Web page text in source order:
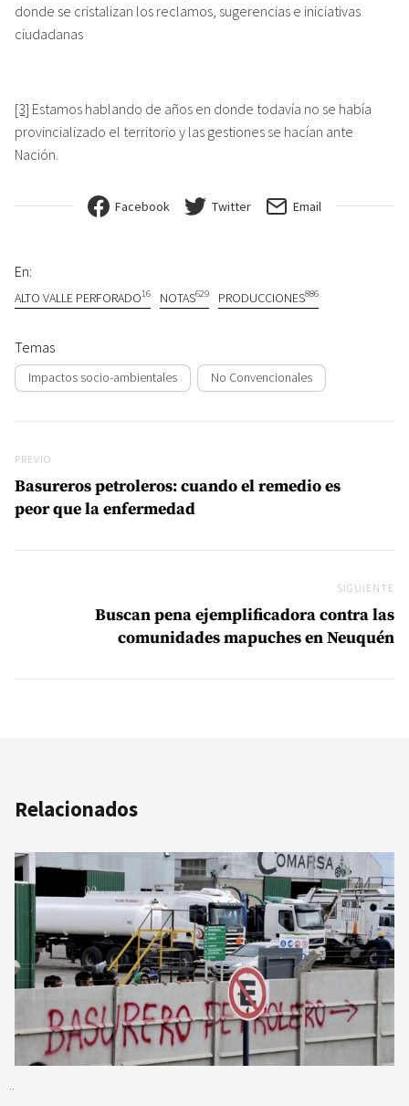
donde se cristalizan los reclamos, sugerencias e iniciativas
ciudadanas
[3] Estamos hablando de años en donde todavía no se había
provincializado el territorio y las gestiones se hacían ante
Nación.
Facebook Twitter Email
En:
ALTO VALLE PERFORADO16 NOTAS629 PRODUCCIONES886
Temas
Impactos socio-ambientales No Convencionales
Previo
PREVIO
Basureros petroleros: cuando el remedio es
peor que la enfermedad
SIGUIENTE
Buscan pena ejemplificadora contra las
comunidades mapuches en Neuquén
Relacionados